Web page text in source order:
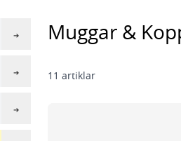
Muggar &
11 artiklar